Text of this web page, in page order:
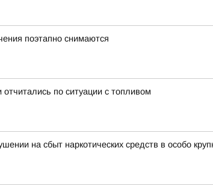
поэтапно снимаются
по ситуации с топливом
на сбыт наркотических средств в особо